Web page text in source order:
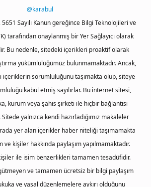
@karabul
Sayılı Kanun gereğince Bilgi Teknolojileri ve
tarafından onaylanmış bir Yer Sağlayıcı olarak
Bu nedenle, sitedeki içerikleri proaktif olarak
yükümlülüğümüz bulunmamaktadır. Ancak,
içeriklerin sorumluluğunu taşımakta olup, siteye
kabul etmiş sayılırlar. Bu internet sitesi,
kurum veya şahıs şirketi ile hiçbir bağlantısı
yalnızca kendi hazırladığımız makaleler
yer alan içerikler haber niteliği taşımamakta
kişiler hakkında paylaşım yapılmamaktadır.
ile isim benzerlikleri tamamen tesadüfidir.
ve tamamen ücretsiz bir bilgi paylaşım
ve yasal düzenlemelere aykırı olduğunu